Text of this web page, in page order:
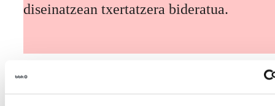
diseinatzean txertatzera bideratua.